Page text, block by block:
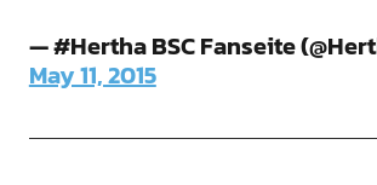
— #Hertha BSC Fanseite
May 11, 2015